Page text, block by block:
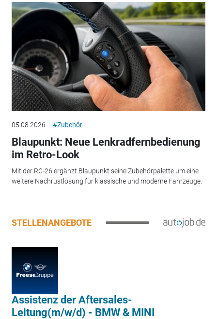
05.08.2026 #Zubehör
Blaupunkt: Neue Lenkradfernbedienung
im Retro-Look
Mit der RC-26 ergänzt Blaupunkt seine Zubehörpalette um eine
weitere Nachrüstlösung für klassische und moderne Fahrzeuge.
STELLENANGEBOTE
Assistenz der Aftersales-
Leitung(m/w/d) - BMW & MINI